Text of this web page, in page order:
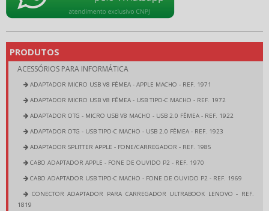
PRODUTOS
ACESSÓRIOS PARA INFORMÁTICA
ADAPTADOR MICRO USB V8 FÊMEA - APPLE MACHO - REF. 1971
ADAPTADOR MICRO USB V8 FÊMEA - USB TIPO-C MACHO - REF. 1972
ADAPTADOR OTG - MICRO USB V8 MACHO - USB 2.0 FÊMEA - REF. 1922
ADAPTADOR OTG - USB TIPO-C MACHO - USB 2.0 FÊMEA - REF. 1923
ADAPTADOR SPLITTER APPLE - FONE/CARREGADOR - REF. 1985
CABO ADAPTADOR APPLE - FONE DE OUVIDO P2 - REF. 1970
CABO ADAPTADOR USB TIPO-C MACHO - FONE DE OUVIDO P2 - REF. 1969
CONECTOR ADAPTADOR PARA CARREGADOR ULTRABOOK LENOVO - REF.
1819